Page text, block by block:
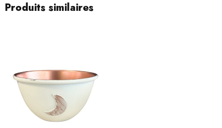
Produits similaires